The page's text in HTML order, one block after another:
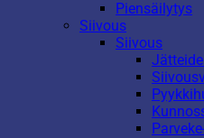
Piensäilytys
Siivous
Siivous